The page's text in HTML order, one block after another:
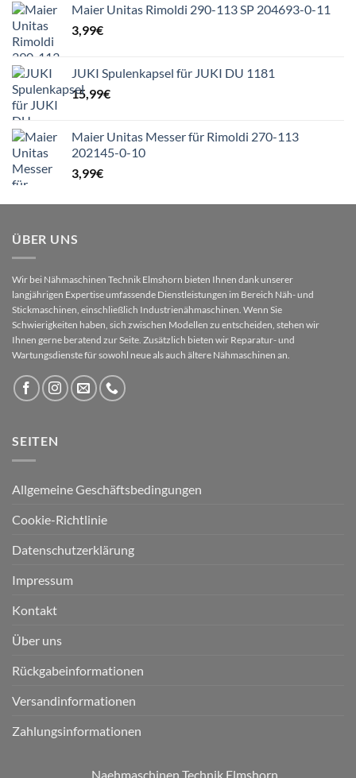
Maier Unitas Rimoldi 290-113 SP 204693-0-11
3,99€
JUKI Spulenkapsel für JUKI DU 1181
15,99€
Maier Unitas Messer für Rimoldi 270-113
202145-0-10
3,99€
ÜBER UNS
Wir bei Nähmaschinen Technik Elmshorn bieten Ihnen dank unserer
langjährigen Expertise umfassende Dienstleistungen im Bereich Näh- und
Stickmaschinen, einschließlich Industrienähmaschinen. Wenn Sie
Schwierigkeiten haben, sich zwischen Modellen zu entscheiden, stehen wir
Ihnen gerne beratend zur Seite. Zusätzlich bieten wir Reparatur- und
Wartungsdienste für sowohl neue als auch ältere Nähmaschinen an.
SEITEN
Allgemeine Geschäftsbedingungen
Cookie-Richtlinie
Datenschutzerklärung
Impressum
Kontakt
Über uns
Rückgabeinformationen
Versandinformationen
Zahlungsinformationen
Naehmaschinen Technik Elmshorn